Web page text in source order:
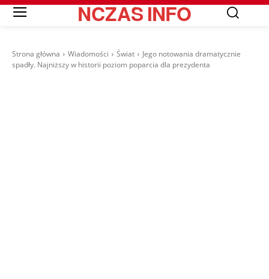
NCZASINFO
Strona główna Wiadomości Świat
Jego notowania dramatycznie
spadły. Najniższy w historii poziom poparcia dla prezydenta